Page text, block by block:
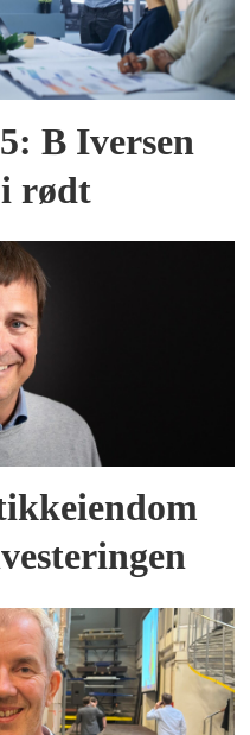
B Iversen
i rødt